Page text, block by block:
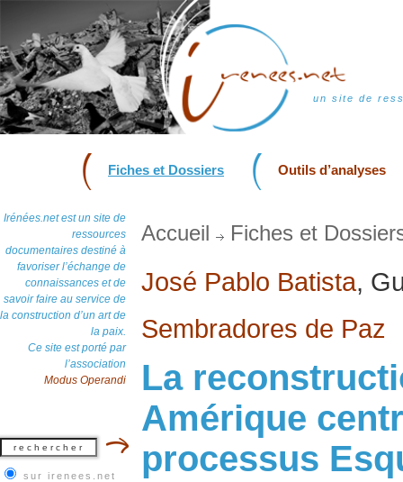
un site de
Fiches et Dossiers Outils d’analyses
Irénées.net est un site de
ressources
documentaires destiné à
favoriser l’échange de
connaissances et de
savoir faire au service de
la construction d’un art de
la paix.
Ce site est porté par
l’association
Modus Operandi
sur irenees.net
Accueil Fiches et
José Pablo Batista,
Sembradores de Paz
La
Amérique
processus